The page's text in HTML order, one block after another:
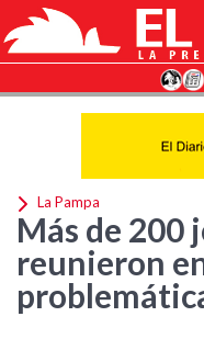
La Pampa
Más de 200
reunieron